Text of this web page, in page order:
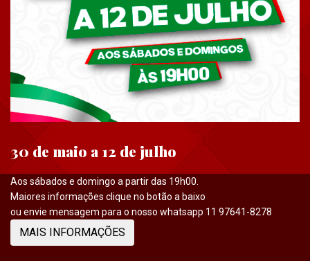
30 de maio a 12 de julho
Aos sábados e domingo a partir das 19h00.
Maiores informações clique no botão a baixo
ou envie mensagem para o nosso whatsapp 11 97641-8278
MAIS INFORMAÇÕES